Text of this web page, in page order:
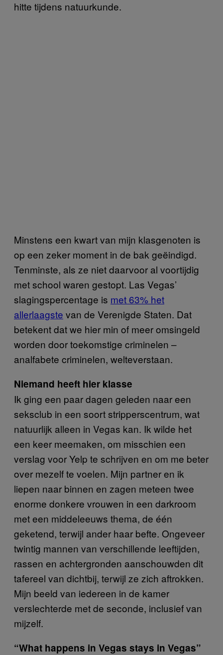
hitte tijdens natuurkunde.
Minstens een kwart van mijn klasgenoten is
op een zeker moment in de bak geëindigd.
Tenminste, als ze niet daarvoor al voortijdig
met school waren gestopt. Las Vegas’
slagingspercentage is met 63% het
allerlaagste van de Verenigde Staten. Dat
betekent dat we hier min of meer omsingeld
worden door toekomstige criminelen –
analfabete criminelen, welteverstaan.
Niemand heeft hier klasse
Ik ging een paar dagen geleden naar een
seksclub in een soort stripperscentrum, wat
natuurlijk alleen in Vegas kan. Ik wilde het
een keer meemaken, om misschien een
verslag voor Yelp te schrijven en om me beter
over mezelf te voelen. Mijn partner en ik
liepen naar binnen en zagen meteen twee
enorme donkere vrouwen in een darkroom
met een middeleeuws thema, de één
geketend, terwijl ander haar befte. Ongeveer
twintig mannen van verschillende leeftijden,
rassen en achtergronden aanschouwden dit
tafereel van dichtbij, terwijl ze zich aftrokken.
Mijn beeld van iedereen in de kamer
verslechterde met de seconde, inclusief van
mijzelf.
“What happens in Vegas stays in Vegas”